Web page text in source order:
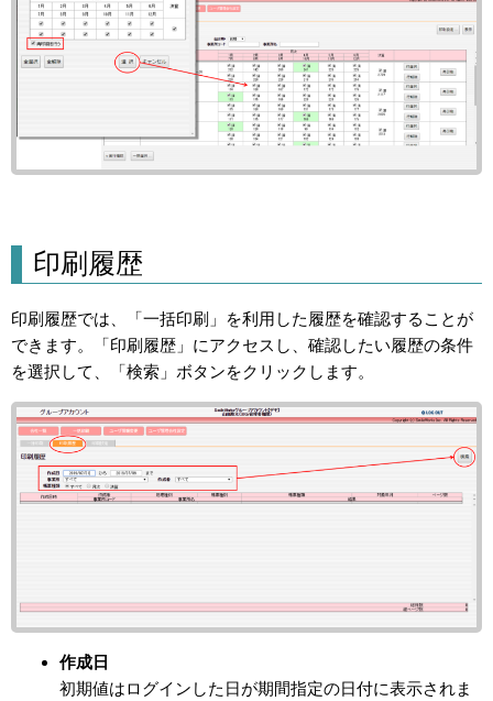
印刷履歴
印刷履歴では、「一括印刷」を利用した履歴を確認することが
できます。「印刷履歴」にアクセスし、確認したい履歴の条件
を選択して、「検索」ボタンをクリックします。
作成日
初期値はログインした日が期間指定の日付に表示されま